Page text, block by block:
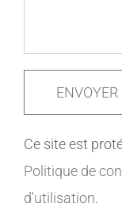
Ce site est
Politique de
d'utilisation.